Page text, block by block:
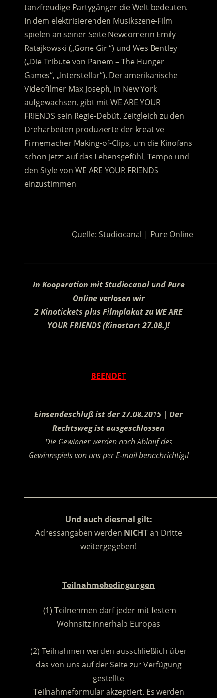
tanzfreudige Partygänger die Welt bedeuten.
In dem elektrisierenden Musikszene-Film
spielen an seiner Seite Newcomerin Emily
Ratajkowski („Gone Girl“) und Wes Bentley
(„Die Tribute von Panem – The Hunger
Games“, „Interstellar“). Der amerikanische
Videofilmer Max Joseph, in New York
aufgewachsen, gibt mit WE ARE YOUR
FRIENDS sein Regie-Debüt. Zeitgleich zu den
Dreharbeiten produzierte der kreative
Filmemacher Making-of-Clips, um die Kinofans
schon jetzt auf das Lebensgefühl, Tempo und
den Style von WE ARE YOUR FRIENDS
einzustimmen.
Quelle: Studiocanal | Pure Online
In Kooperation mit Studiocanal und Pure
Online verlosen wir
2 Kinotickets plus Filmplakat zu WE ARE
YOUR FRIENDS (Kinostart 27.08.)!
BEENDET
Einsendeschluß ist der 27.08.2015 | Der
Rechtsweg ist ausgeschlossen
Die Gewinner werden nach Ablauf des
Gewinnspiels von uns per E-mail benachrichtigt!
Und auch diesmal gilt:
Adressangaben werden NICHT an Dritte
weitergegeben!
Teilnahmebedingungen
(1) Teilnehmen darf jeder mit festem
Wohnsitz innerhalb Europas
(2) Teilnahmen werden ausschließlich über
das von uns auf der Seite zur Verfügung
gestellte
Teilnahmeformular akzeptiert. Es werden